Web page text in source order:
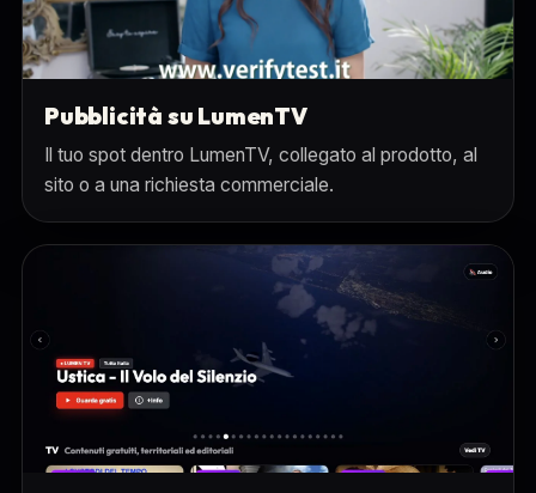
Pubblicità su LumenTV
Il tuo spot dentro LumenTV, collegato al prodotto, al
sito o a una richiesta commerciale.